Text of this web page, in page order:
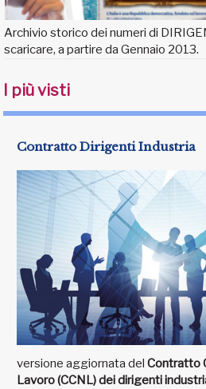
Archivio storico dei numeri di
scaricare, a partire da Gennaio 2013.
I più visti
Contratto Dirigenti Industria
versione aggiornata del Contratto
Lavoro (CCNL) dei dirigenti